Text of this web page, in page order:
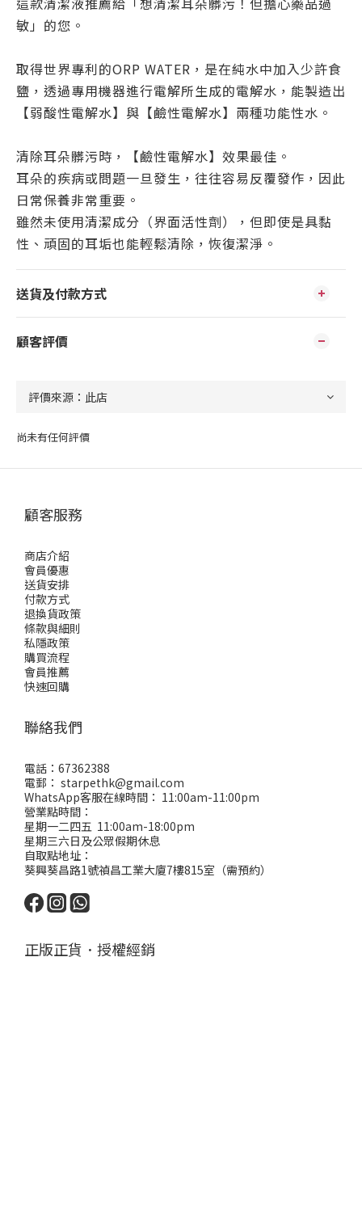
敏」的您。
取得世界專利的ORP WATER，是在純水中加入少許食
鹽，透過專用機器進行電解所生成的電解水，能製造出
【弱酸性電解水】與【鹼性電解水】兩種功能性水。
清除耳朵髒污時，【鹼性電解水】效果最佳。
耳朵的疾病或問題一旦發生，往往容易反覆發作，因此
日常保養非常重要。
雖然未使用清潔成分（界面活性劑），但即使是具黏
性、頑固的耳垢也能輕鬆清除，恢復潔淨。
送貨及付款方式
顧客評價
尚未有任何評價
顧客服務
商店介紹
會員優惠
送貨安排
付款方式
退換貨政策
條款與細則
私隱政策
購買流程
會員推薦
快速回購
聯絡我們
電話：67362388
電郵： starpethk@gmail.com
WhatsApp客服在線時間： 11:00am-11:00pm
營業點時間：
星期一二四五 11:00am-18:00pm
星期三六日及公眾假期休息
自取點地址：
葵興葵昌路1號禎昌工業大廈7樓815室（需預約）
正版正貨．授權經銷